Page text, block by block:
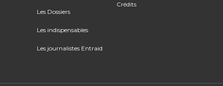
Les Dossiers
Les indispensables
Les journalistes Entraid
Crédits